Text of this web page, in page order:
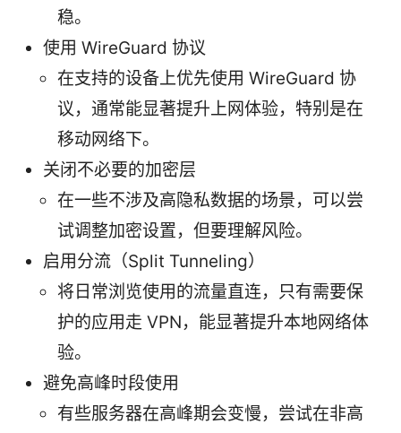
稳。
使用 WireGuard 协议
在支持的设备上优先使用 WireGuard 协
议，通常能显著提升上网体验，特别是在
移动网络下。
关闭不必要的加密层
在一些不涉及高隐私数据的场景，可以尝
试调整加密设置，但要理解风险。
启用分流（Split Tunneling）
将日常浏览使用的流量直连，只有需要保
护的应用走 VPN，能显著提升本地网络体
验。
避免高峰时段使用
有些服务器在高峰期会变慢，尝试在非高